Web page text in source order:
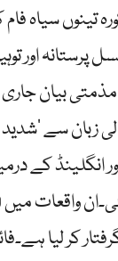
تینوں سیاہ
پرستانہ اور
بیان جاری
سے ‘شدید
انگلینڈ کے
ہے جبکہ پولیس نے 45 افراد